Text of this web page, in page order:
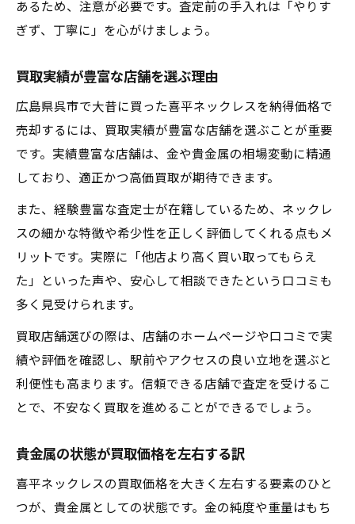
あるため、注意が必要です。査定前の手入れは「やりす
ぎず、丁寧に」を心がけましょう。
買取実績が豊富な店舗を選ぶ理由
広島県呉市で大昔に買った喜平ネックレスを納得価格で
売却するには、買取実績が豊富な店舗を選ぶことが重要
です。実績豊富な店舗は、金や貴金属の相場変動に精通
しており、適正かつ高価買取が期待できます。
また、経験豊富な査定士が在籍しているため、ネックレ
スの細かな特徴や希少性を正しく評価してくれる点もメ
リットです。実際に「他店より高く買い取ってもらえ
た」といった声や、安心して相談できたという口コミも
多く見受けられます。
買取店舗選びの際は、店舗のホームページや口コミで実
績や評価を確認し、駅前やアクセスの良い立地を選ぶと
利便性も高まります。信頼できる店舗で査定を受けるこ
とで、不安なく買取を進めることができるでしょう。
貴金属の状態が買取価格を左右する訳
喜平ネックレスの買取価格を大きく左右する要素のひと
つが、貴金属としての状態です。金の純度や重量はもち